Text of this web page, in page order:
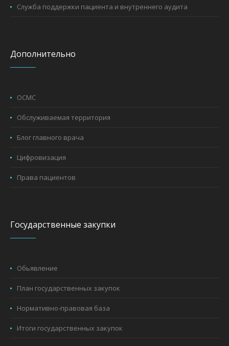
Служба поддержки пациента и внутреннего аудита
Дополнительно
ОСМС
Обслуживаемая территория
Блог главного врача
Цифровизация
Права пациентов
Государственные закупки
Обьявление
План государственных закупок
Нормативно-правовая база
Итоги государственных закупок